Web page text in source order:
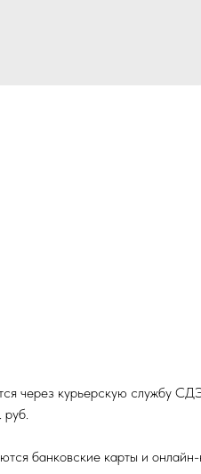
через курьерскую службу
руб.
банковские карты и